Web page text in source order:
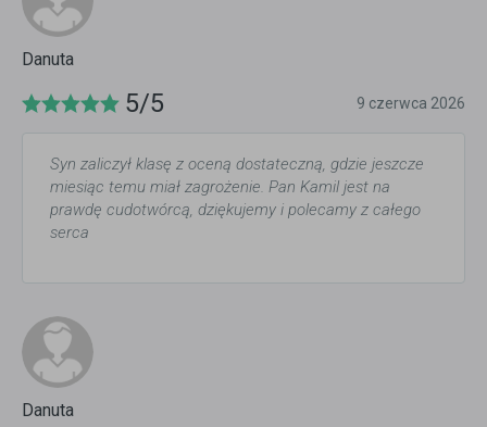
Danuta
5/5 9 czerwca 2026
Syn zaliczył klasę z oceną dostateczną, gdzie jeszcze
miesiąc temu miał zagrożenie. Pan Kamil jest na
prawdę cudotwórcą, dziękujemy i polecamy z całego
serca
Danuta